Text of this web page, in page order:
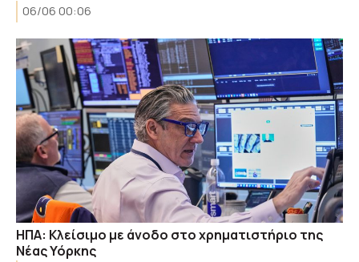
06/06 00:06
ΗΠΑ: Κλείσιμο με άνοδο στο χρηματιστήριο της
Νέας Υόρκης